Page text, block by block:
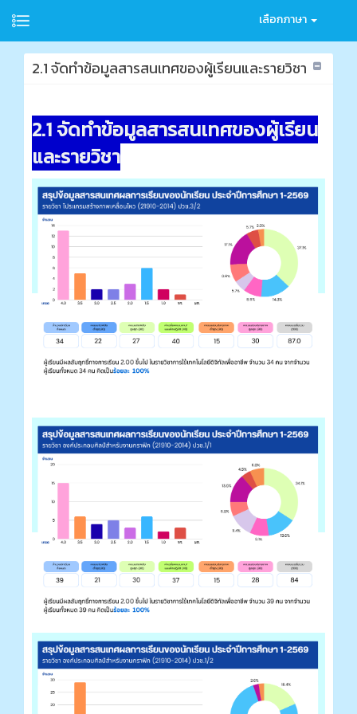
เลือกภาษา
2.1 จัดทำข้อมูลสารสนเทศของผู้เรียนและรายวิชา
2.1 จัดทำข้อมูลสารสนเทศของผู้เรียน
และรายวิชา